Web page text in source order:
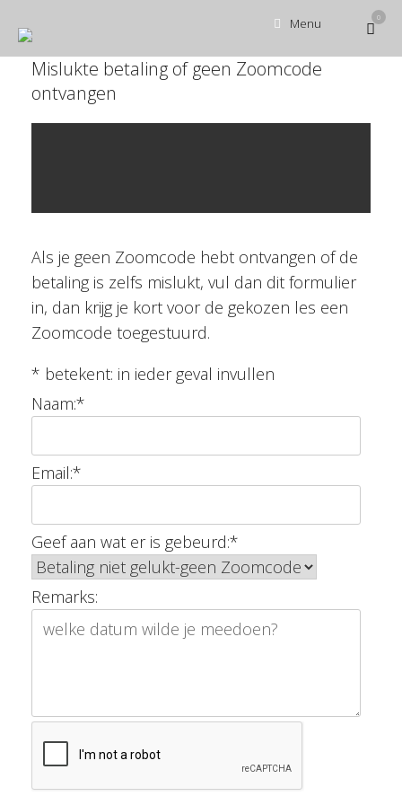
naar
inhoud
Menu Bekijk
0
Mislukte betaling of geen Zoomcode
ontvangen
Als je geen Zoomcode hebt ontvangen of de
betaling is zelfs mislukt, vul dan dit formulier
in, dan krijg je kort voor de gekozen les een
Zoomcode toegestuurd.
* betekent: in ieder geval invullen
Naam:*
Email:*
Geef aan wat er is gebeurd:*
Remarks: